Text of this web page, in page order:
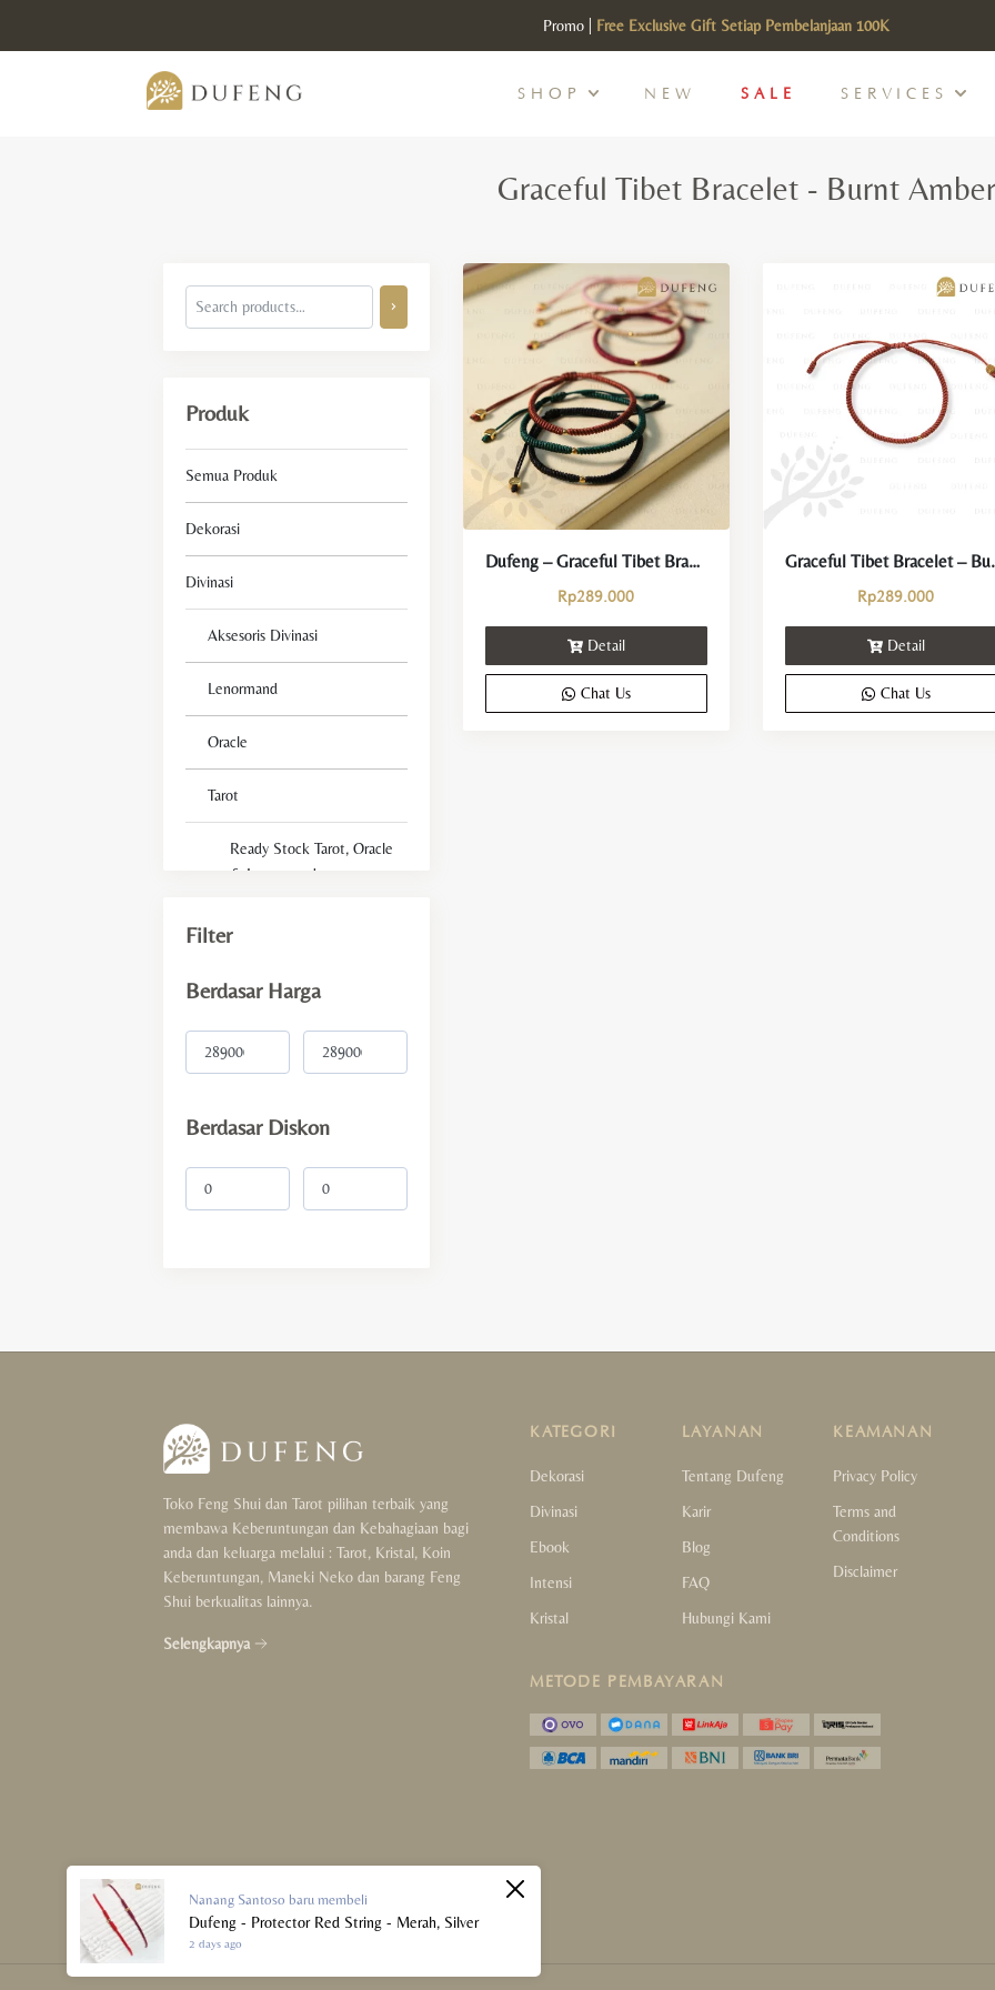
Promo | Free Exclusive Gift Setiap Pembelanjaan 100K
SHOP NEW SALE SERVICES
Graceful Tibet Bracelet - Burnt Amber
Produk
Semua Produk
Dekorasi
Divinasi
Aksesoris Divinasi
Lenormand
Oracle
Tarot
Ready Stock Tarot, Oracle
& Lenormand
Fengshui
Intensi
Love & Happiness
Protection & Support
Gift
For Him
For Couple
Filter
Berdasar Harga
Berdasar Diskon
Dufeng – Graceful Tibet Bracelet
Rp289.000
Detail
Chat Us
Graceful
Rp289.000
Detail
Chat Us
Toko Feng Shui dan Tarot pilihan terbaik yang
membawa Keberuntungan dan Kebahagiaan bagi
anda dan keluarga melalui : Tarot, Kristal, Koin
Keberuntungan, Maneki Neko dan barang Feng
Shui berkualitas lainnya.
Selengkapnya
KATEGORI
Dekorasi
Divinasi
Ebook
Intensi
Kristal
LAYANAN
Tentang Dufeng
Karir
Blog
FAQ
Hubungi Kami
KEAMANAN
Privacy Policy
Terms and
Conditions
Disclaimer
METODE PEMBAYARAN
Nanang Santoso baru membeli
Dufeng - Protector Red String - Merah, Silver
2 days ago